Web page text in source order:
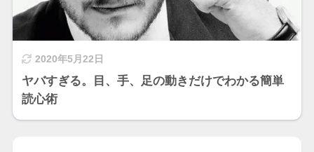
2020年5月22日
ヤバすぎる。目、手、足の動きだけでわかる簡単
読心術